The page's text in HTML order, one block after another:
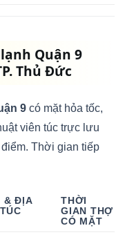
Quận 9
Thủ Đức
9 có mặt hỏa tốc,
viên túc trực lưu
Thời gian tiếp
& ĐỊA
THỜI
GIAN THỢ
CÓ MẶT